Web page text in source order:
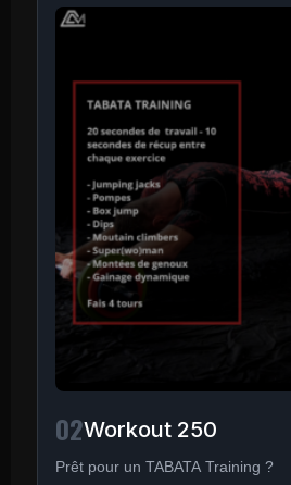
02Workout 250
Prêt pour un TABATA Training ?